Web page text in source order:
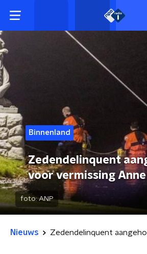
Binnenland
Zedendelinquent
voor vermissing
foto:ANP
Nieuws